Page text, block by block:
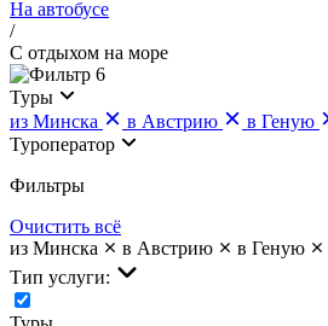
На автобусе
/
С отдыхом на море
6
Туры
из Минска
в Австрию в Геную
Туроператор
Фильтры
Очистить всё
из Минска
в Австрию в Геную
Тип услуги: